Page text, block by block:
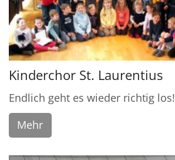
Kinderchor St. Laurentius
Endlich geht es wieder richtig los!
Mehr